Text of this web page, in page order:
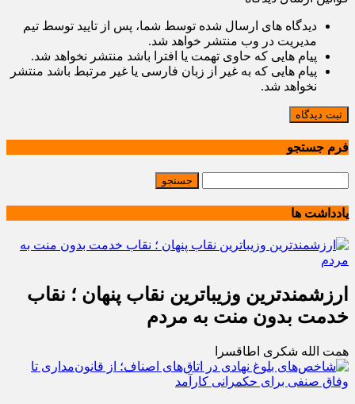
دیدگاه های ارسال شده توسط شما، پس از تایید توسط تیم
مدیریت در وب منتشر خواهد شد.
پیام هایی که حاوی تهمت یا افترا باشد منتشر نخواهد شد.
پیام هایی که به غیر از زبان فارسی یا غیر مرتبط باشد منتشر
نخواهد شد.
ثبت دیدگاه
فرم جستجو
یادداشت ها
ارزشمندترین وزیباترین نقاب پنهان ؛ نقاب
خدمت بدون منت به مردم
همت الله شکری اطاقسرا